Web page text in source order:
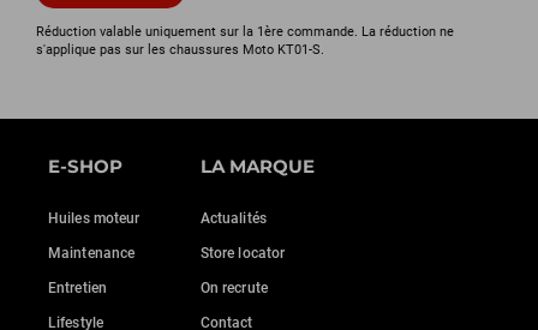
Réduction valable uniquement sur la 1ère commande. La réduction ne
s'applique pas sur les chaussures Moto KT01-S.
E-SHOP
Huiles moteur
Maintenance
Entretien
Lifestyle
LA MARQUE
Actualités
Store locator
On recrute
Contact